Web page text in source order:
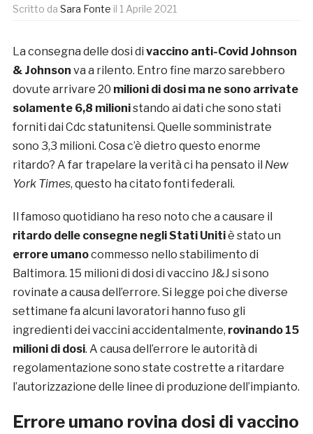
Scritto da Sara Fonte il 1 Aprile 2021
La consegna delle dosi di vaccino anti-Covid Johnson
& Johnson va a rilento. Entro fine marzo sarebbero
dovute arrivare 20 milioni di dosi ma ne sono arrivate
solamente 6,8 milionistando ai dati che sono stati
forniti dai Cdc statunitensi. Quelle somministrate
sono 3,3 milioni. Cosa c’è dietro questo enorme
ritardo? A far trapelare la verità ci ha pensato il New
York Times, questo ha citato fonti federali.
Il famoso quotidiano ha reso noto che a causare il
ritardo delle consegne negli Stati Unitiè stato un
errore umanocommesso nello stabilimento di
Baltimora. 15 milioni di dosi di vaccino J&J si sono
rovinate a causa dell’errore. Si legge poi che diverse
settimane fa alcuni lavoratori hanno fuso gli
ingredienti dei vaccini accidentalmente, rovinando 15
milioni di dosi. A causa dell’errore le autorità di
regolamentazione sono state costrette a ritardare
l’autorizzazione delle linee di produzione dell’impianto.
Errore umano rovina dosi di vaccino